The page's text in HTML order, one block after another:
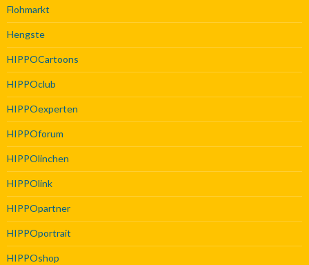
Flohmarkt
Hengste
HIPPOCartoons
HIPPOclub
HIPPOexperten
HIPPOforum
HIPPOlinchen
HIPPOlink
HIPPOpartner
HIPPOportrait
HIPPOshop